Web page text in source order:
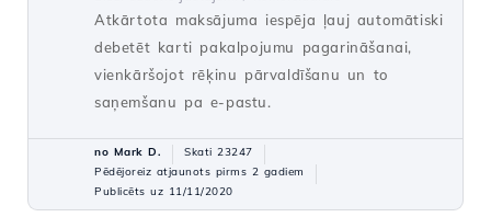
Atkārtota maksājuma iespēja ļauj automātiski
debetēt karti pakalpojumu pagarināšanai,
vienkāršojot rēķinu pārvaldīšanu un to
saņemšanu pa e-pastu.
no Mark D.
Skati 23247
Pēdējoreiz atjaunots pirms 2 gadiem
Publicēts uz 11/11/2020